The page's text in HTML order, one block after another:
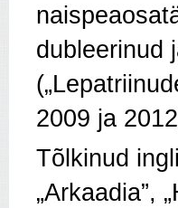
dubleerinud
2009 ja
Tõlkinud
„Arkaadia”,